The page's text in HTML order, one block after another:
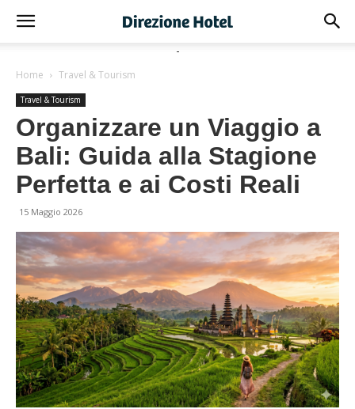
-
Home Travel & Tourism
Travel & Tourism
Organizzare un Viaggio a
Bali: Guida alla Stagione
Perfetta e ai Costi Reali
15 Maggio 2026